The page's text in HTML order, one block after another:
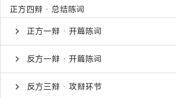
正方四辩 · 总结陈词
正方一辩 · 开篇陈词
反方一辩 · 开篇陈词
反方三辩 · 攻辩环节